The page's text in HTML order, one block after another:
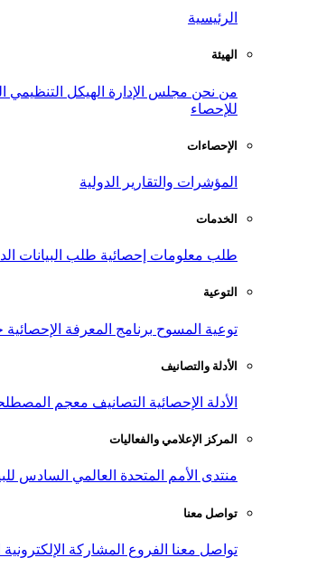
الرئيسية
الهيئة
من نحن مجلس الإدارة الهيكل التنظيمي
للإحصاء
الإحصاءات
المؤشرات والتقارير الدولية
الخدمات
طلب معلومات إحصائية طلب البيانات
التوعية
توعية المسوح برنامج المعرفة الإحصائية
الأدلة والتصانيف
الأدلة الإحصائية التصانيف معجم
المركز الإعلامي والفعاليات
منتدى الأمم المتحدة العالمي السادس
تواصل معنا
تواصل معنا الفروع المشاركة الإلكترونية